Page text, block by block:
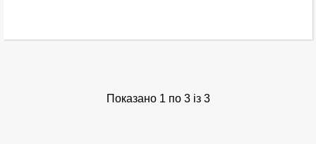
Показано 1 по 3 із 3